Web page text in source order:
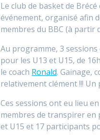
Le club de basket de
événement, organisé afin
membres du BBC (à partir
Au programme, 3
pour les U13 et U15, de
le coach Ronald. Gainage,
relativement clément !!!
Ces sessions ont eu lieu
membres de transpirer en
et U15 et 17 participants